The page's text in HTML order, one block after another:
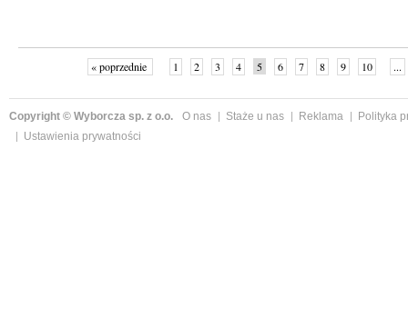
« poprzednie 1 2 3 4 5 6 7 8 9 10 ...
Copyright © Wyborcza sp. z o.o. O nas Staże u nas Reklama
Polityka
Ustawienia prywatności